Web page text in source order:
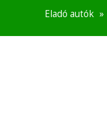
Eladó autók